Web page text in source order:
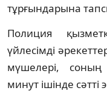
тұрғындарына
Полиция
үйлесімді
мүшелері, соның
минут ішінде